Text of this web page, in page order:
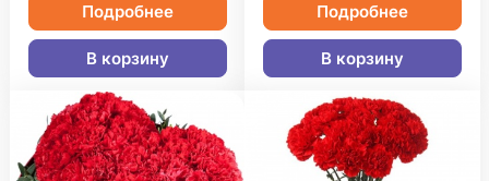
Подробнее
В корзину
Подробнее
В корзину